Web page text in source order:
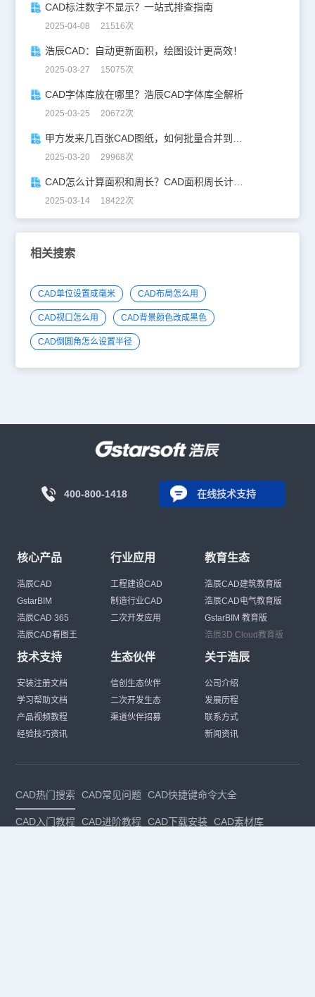
CAD标注数字不显示？一站式排查指南
2025-04-08 21516次
浩辰CAD：自动更新面积，绘图设计更高效！
2025-03-27 15075次
CAD字体库放在哪里？浩辰CAD字体库全解析
2025-03-25 20672次
2025-03-20 29968次
CAD怎么计算面积和周长？CAD面积周长计算全攻略
2025-03-14 18422次
相关搜索
CAD单位设置成毫米 CAD布局怎么用
CAD视口怎么用 CAD背景颜色改成黑色
CAD倒圆角怎么设置半径
400-800-1418 在线技术支持
核心产品
浩辰CAD
GstarBIM
浩辰CAD 365
浩辰CAD看图王
行业应用
工程建设CAD
制造行业CAD
二次开发应用
教育生态
浩辰CAD建筑教育版
浩辰CAD电气教育版
GstarBIM 教育版
浩辰3D Cloud教育版
技术支持
安装注册文档
学习帮助文档
产品视频教程
经验技巧资讯
生态伙伴
信创生态伙伴
二次开发生态
渠道伙伴招募
关于浩辰
公司介绍
发展历程
联系方式
新闻资讯
CAD热门搜索 CAD常见问题 CAD快捷键命令大全
CAD入门教程 CAD进阶教程 CAD下载安装 CAD素材库